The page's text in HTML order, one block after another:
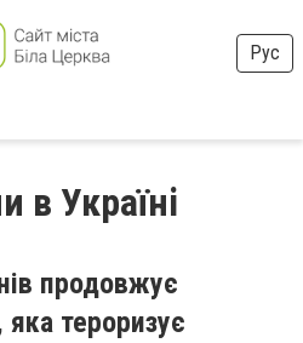
Рус
в Україні
продовжує
яка тероризує